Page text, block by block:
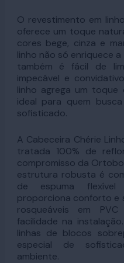
O revestimento em
oferece um toque
cores bege, cinza e
linho não só enriquece
também é fácil de
impecável e
linho agrega um
ideal para quem
sofisticado.
A Cabeceira Chérie
tratada 100% de
compromisso da
estrutura robusta é
de espuma flexível
proporciona conforto e
rosqueáveis em
facilidade na
linhas de blocos
especial de
ambiente.